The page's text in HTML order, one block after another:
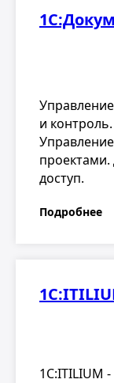
и
доступ.
Подробнее
1С:ITILIUM